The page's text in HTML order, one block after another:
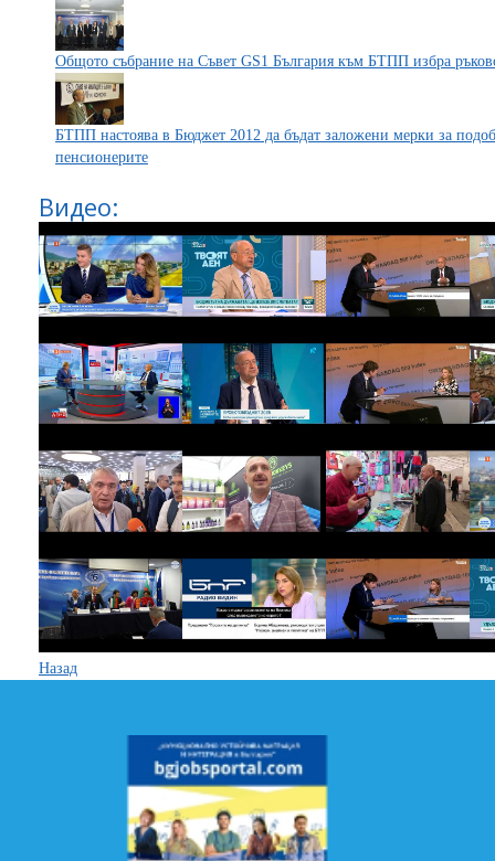
Общото събрание на Съвет GS1 България към БТПП избра
БТПП настоява в Бюджет 2012 да бъдат заложени мерки за
пенсионерите
Видео:
Назад